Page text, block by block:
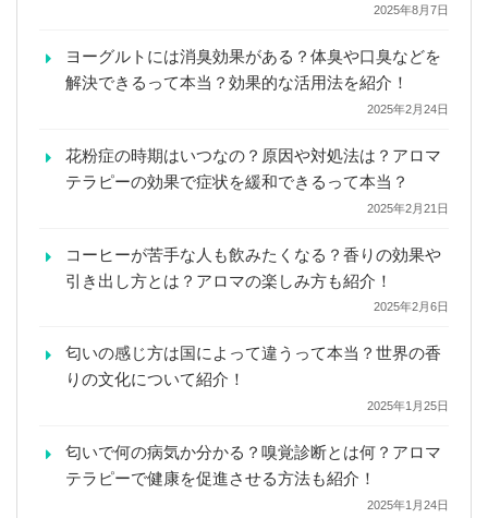
2025年8月7日
ヨーグルトには消臭効果がある？体臭や口臭などを
解決できるって本当？効果的な活用法を紹介！
2025年2月24日
花粉症の時期はいつなの？原因や対処法は？アロマ
テラピーの効果で症状を緩和できるって本当？
2025年2月21日
コーヒーが苦手な人も飲みたくなる？香りの効果や
引き出し方とは？アロマの楽しみ方も紹介！
2025年2月6日
匂いの感じ方は国によって違うって本当？世界の香
りの文化について紹介！
2025年1月25日
匂いで何の病気か分かる？嗅覚診断とは何？アロマ
テラピーで健康を促進させる方法も紹介！
2025年1月24日